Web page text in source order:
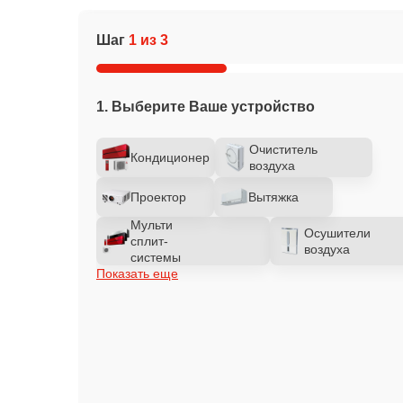
Шаг 1 из 3
1. Выберите Ваше устройство
Кондиционер
Очиститель
воздуха
Проектор
Вытяжка
Мульти
сплит-
системы
Осушители
воздуха
Показать еще